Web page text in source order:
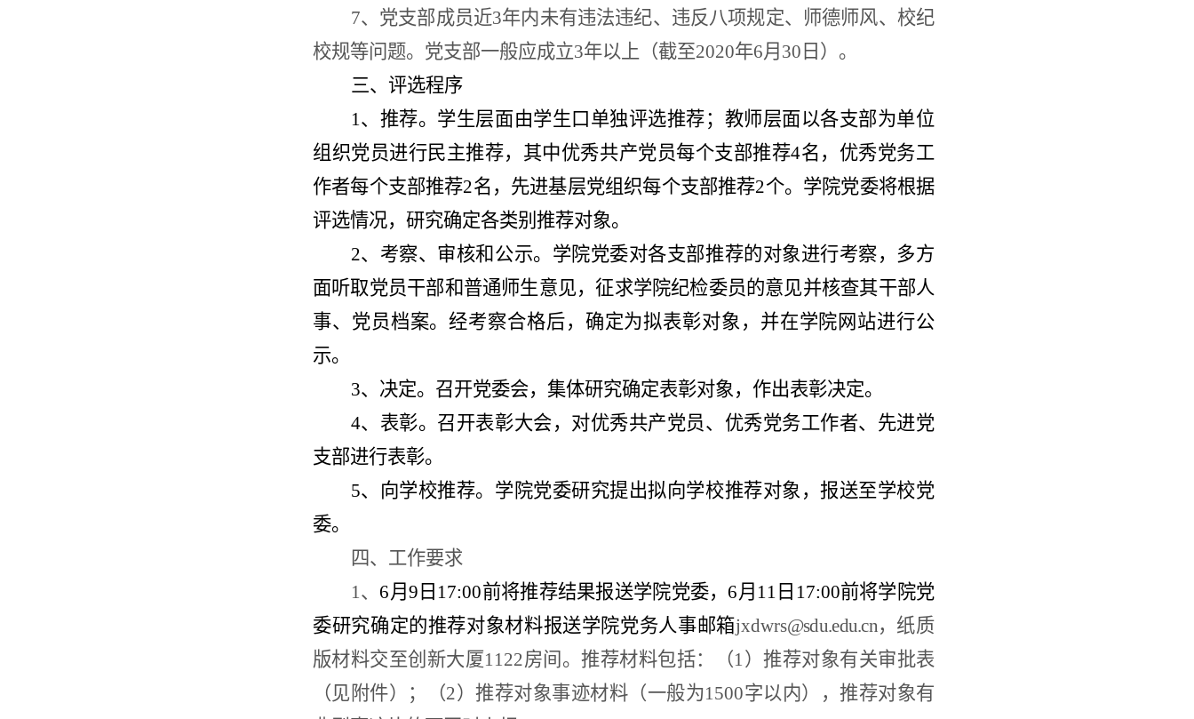
7、党支部成员近3年内未有违法违纪、违反八项规定、师德师风、校纪
校规等问题。党支部一般应成立3年以上（截至2020年6月30日）。
三、评选程序
1、推荐。学生层面由学生口单独评选推荐；教师层面以各支部为单位
组织党员进行民主推荐， 其中优秀共产党员每个支部推荐4名，优秀党务工
作者每个支部推荐2名 ， 先进基层党组织每个支部推荐2个。 学院党委将根据
评选情况，研究确定各类别推荐对象。
2、考察、 审核和公示。学院党委对各支部推荐的对象进行考察，多方
面听取党员干部和普通师生意见，征求学院纪检委员的意见并核查其干部人
事、党员档案。经考察合格后，确定为拟表彰对象 ， 并在学院网站进行公
示。
3、决定。召开党委会，集体研究确定表彰对象，作出表彰决定。
4、表彰。召开表彰大会，对优秀共产党员、优秀党务工作者、先进党
支部进行表彰。
5、 向学校推荐。学院党委研究提出拟向学校推荐对象，报送至学校党
委。
四、工作要求
1、 6月9日17:00前将推荐结果报送学院党委，6月11 日17:00前将学院党
委研究确定的推荐对象材料报送学院党务人事邮箱jxdwrs@sdu.edu.cn， 纸质
版材料交至创新大厦1122房间。推荐材料包括： （1）推荐对象有关审批表
（见附件）；
（2）推荐对象事迹材料（一般为1500字以内），推荐对象有